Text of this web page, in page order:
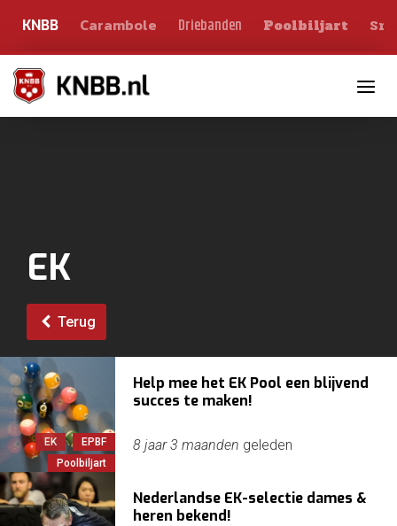
KNBB Carambole Driebanden Poolbiljart
EK
Terug
EK
EPBF
Poolbiljart
Help mee het EK Pool een blijvend
succes te maken!
8 jaar 3 maanden geleden
Nederlandse EK-selectie dames &
heren bekend!